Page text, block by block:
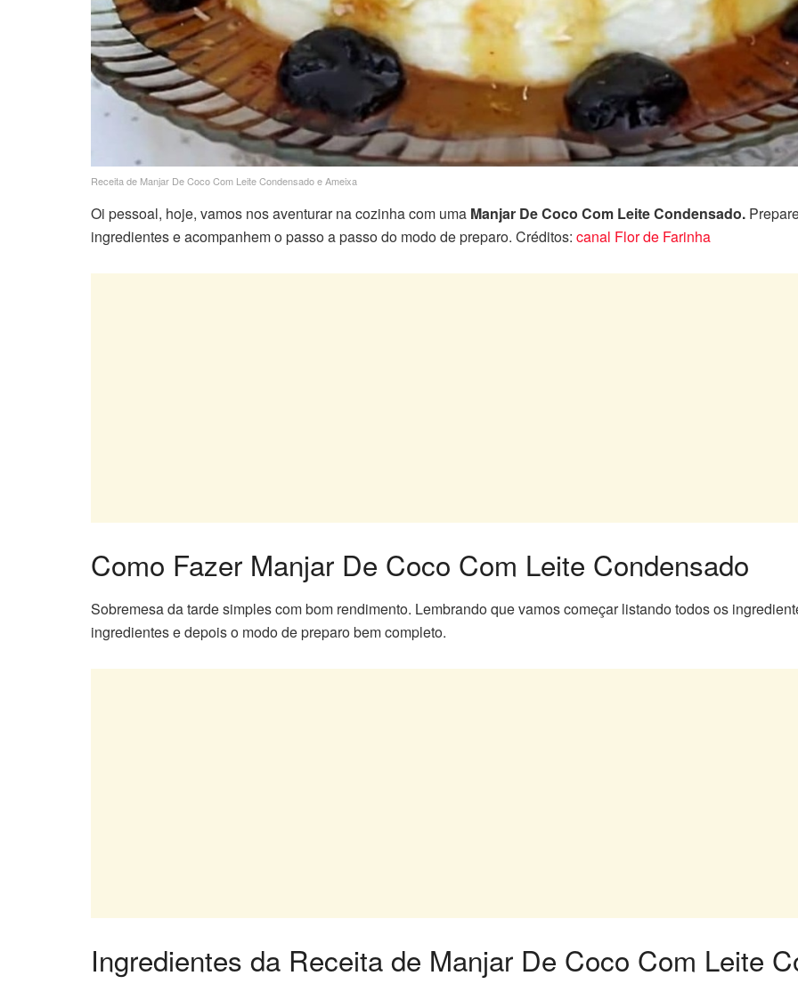
Receita de Manjar De Coco Com Leite Condensado e Ameixa
Oi pessoal, hoje, vamos nos aventurar na cozinha com uma Manjar De Coco Com Leite Condensado.
ingredientes e acompanhem o passo a passo do modo de preparo. Créditos: canal Flor de Farinha
Como Fazer Manjar De Coco Com Leite Condensado
Sobremesa da tarde simples com bom rendimento. Lembrando que vamos começar listando todos os
ingredientes e depois o modo de preparo bem completo.
Ingredientes da Receita de Manjar De Coco Com Leite